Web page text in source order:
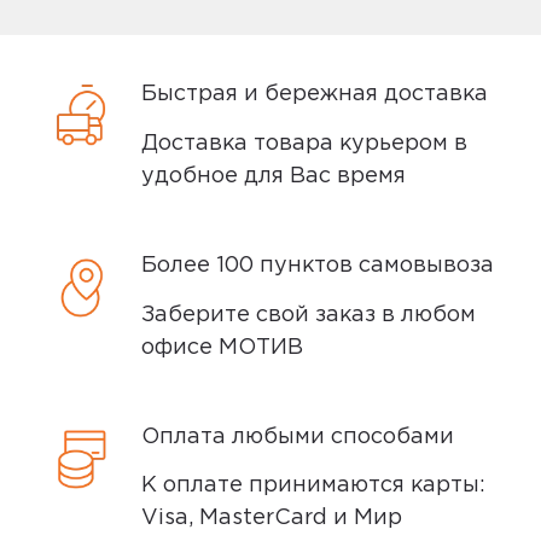
Вы можете забрать товар из
ближайшего
пункта выдачи заказов
Мотив. Самовывоз бесплатный. Мы
после того, как вы подтвердите заказ.
Доставка курьером
заказ был оформлен до 15.00). Вы можете
выбрать время доставки и удобный для
вас способ оплаты. Все детали вы
Быстрая и бережная доставка
Доставка товара курьером в
удобное для Вас время
Более 100 пунктов самовывоза
Заберите свой заказ в любом
офисе МОТИВ
Оплата любыми способами
К оплате принимаются карты:
Visa, MasterCard и Мир